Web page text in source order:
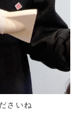
さいね